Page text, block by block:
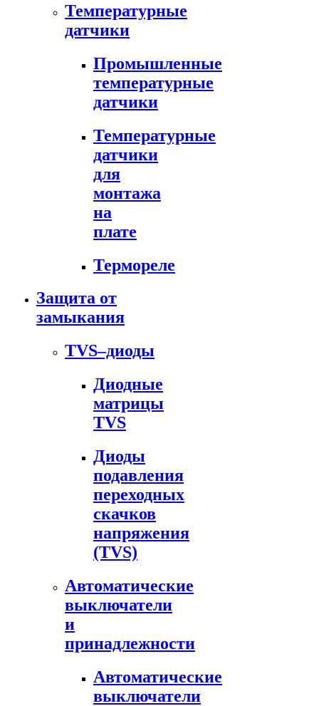
Температурные
датчики
Промышленные
температурные
датчики
Температурные
датчики
для
монтажа
на
плате
Термореле
Защита от
замыкания
TVS–диоды
Диодные
матрицы
TVS
Диоды
подавления
переходных
скачков
напряжения
(TVS)
Автоматические
выключатели
и
принадлежности
Автоматические
выключатели